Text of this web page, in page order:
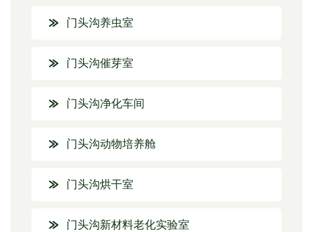
门头沟养虫室
门头沟催芽室
门头沟净化车间
门头沟动物培养舱
门头沟烘干室
门头沟新材料老化实验室